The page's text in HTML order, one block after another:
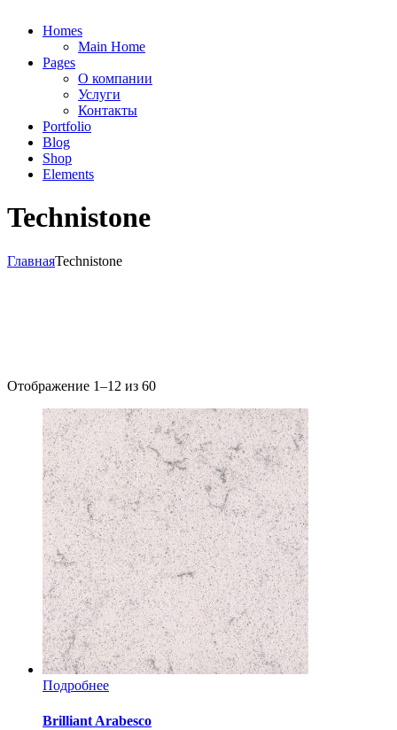
Homes
Main Home
Pages
О компании
Услуги
Контакты
Portfolio
Blog
Shop
Elements
Technistone
ГлавнаяTechnistone
Отображение 1–12 из 60
Подробнее
Brilliant Arabesco